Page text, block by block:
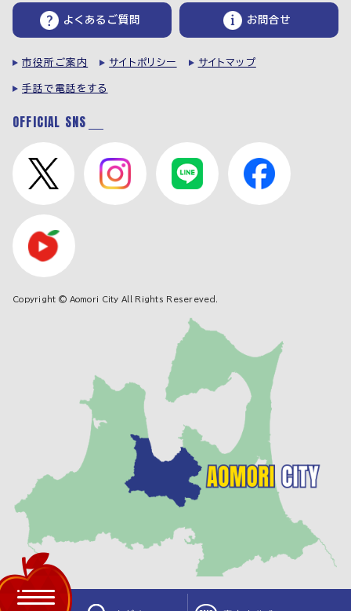
よくあるご質問 お問合せ
市役所ご案内 サイトポリシー サイトマップ
手話で電話をする
OFFICIAL SNS
Copyright © Aomori City All Rights Resereved.